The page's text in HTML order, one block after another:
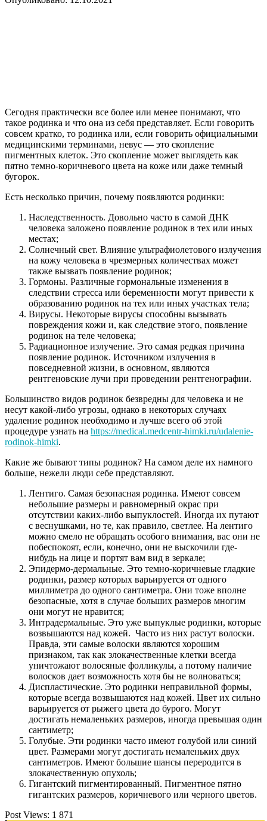
Сегодня практически все более или менее понимают, что
такое родинка и что она из себя представляет. Если говорить
совсем кратко, то родинка или, если говорить официальными
медицинскими терминами, невус — это скопление
пигментных клеток. Это скопление может выглядеть как
пятно темно-коричневого цвета на коже или даже темный
бугорок.
Есть несколько причин, почему появляются родинки:
Наследственность. Довольно часто в самой ДНК
человека заложено появление родинок в тех или иных
местах;
Солнечный свет. Влияние ультрафиолетового излучения
на кожу человека в чрезмерных количествах может
также вызвать появление родинок;
Гормоны. Различные гормональные изменения в
следствии стресса или беременности могут привести к
образованию родинок на тех или иных участках тела;
Вирусы. Некоторые вирусы способны вызывать
повреждения кожи и, как следствие этого, появление
родинок на теле человека;
Радиационное излучение. Это самая редкая причина
появление родинок. Источником излучения в
повседневной жизни, в основном, являются
рентгеновские лучи при проведении рентгенографии.
Большинство видов родинок безвредны для человека и не
несут какой-либо угрозы, однако в некоторых случаях
удаление родинок необходимо и лучше всего об этой
процедуре узнать на https://medical.medcentr-himki.ru/udalenie-
rodinok-himki.
Какие же бывают типы родинок? На самом деле их намного
больше, нежели люди себе представляют.
Лентиго. Самая безопасная родинка. Имеют совсем
небольшие размеры и равномерный окрас при
отсутствии каких-либо выпуклостей. Иногда их путают
с веснушками, но те, как правило, светлее. На лентиго
можно смело не обращать особого внимания, вас они не
побеспокоят, если, конечно, они не выскочили где-
нибудь на лице и портят вам вид в зеркале;
Эпидермо-дермальные. Это темно-коричневые гладкие
родинки, размер которых варьируется от одного
миллиметра до одного сантиметра. Они тоже вполне
безопасные, хотя в случае больших размеров многим
они могут не нравится;
Интрадермальные. Это уже выпуклые родинки, которые
возвышаются над кожей. Часто из них растут волоски.
Правда, эти самые волоски являются хорошим
признаком, так как злокачественные клетки всегда
уничтожают волосяные фолликулы, а потому наличие
волосков дает возможность хотя бы не волноваться;
Диспластические. Это родинки неправильной формы,
которые всегда возвышаются над кожей. Цвет их сильно
варьируется от рыжего цвета до бурого. Могут
достигать немаленьких размеров, иногда превышая один
сантиметр;
Голубые. Эти родинки часто имеют голубой или синий
цвет. Размерами могут достигать немаленьких двух
сантиметров. Имеют большие шансы переродится в
злокачественную опухоль;
Гигантский пигментированный. Пигментное пятно
гигантских размеров, коричневого или черного цветов.
Post Views: 1 871